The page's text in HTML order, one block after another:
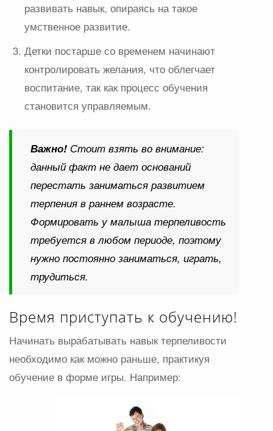
развивать навык, опираясь на такое
умственное развитие.
Детки постарше со временем начинают
контролировать желания, что облегчает
воспитание, так как процесс обучения
становится управляемым.
Важно! Стоит взять во внимание:
данный факт не дает оснований
перестать заниматься развитием
терпения в раннем возрасте.
Формировать у малыша терпеливость
требуется в любом периоде, поэтому
нужно постоянно заниматься, играть,
трудиться.
Время приступать к обучению!
Начинать вырабатывать навык терпеливости
необходимо как можно раньше, практикуя
обучение в форме игры. Например: